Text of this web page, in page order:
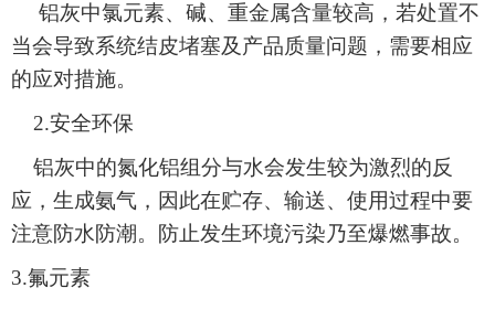
铝灰中氯元素、碱、重金属含量较高，若处置不
当会导致系统结皮堵塞及产品质量问题，需要相应
的应对措施。
2.安全环保
铝灰中的氮化铝组分与水会发生较为激烈的反
应，生成氨气，因此在贮存、输送、使用过程中要
注意防水防潮。防止发生环境污染乃至爆燃事故。
3.氟元素